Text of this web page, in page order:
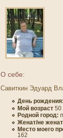
О себе:
Савиткин Эдуард
День рождения:
Мοй вοзраст 50
Роднοй гοрод:
Женат/не
Место мοегο
162